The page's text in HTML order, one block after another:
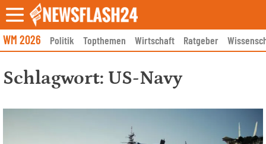
Skip
to
content
WM 2026 Politik Topthemen Wirtschaft Ratgeber
Schlagwort: US-Navy